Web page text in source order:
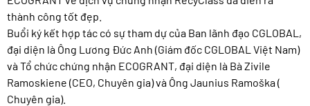
thành công tốt đẹp.
Buổi ký kết hợp tác có sự tham dự của Ban lãnh đạo CGLOBAL,
đại diện là Ông Lương Đức Anh (Giám đốc CGLOBAL Việt Nam)
và Tổ chức chứng nhận ECOGRANT, đại diện là Bà Zivile
Ramoskiene (CEO, Chuyên gia) và Ông Jaunius Ramoška (
Chuyên gia).